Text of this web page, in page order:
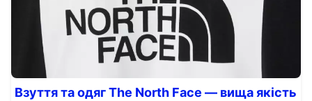
Взуття та одяг The North Face — вища якість